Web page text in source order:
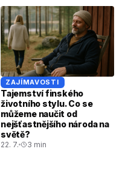
ZAJÍMAVOSTI
Tajemství finského
životního stylu. Co se
můžeme naučit od
nejšťastnějšího národa na
světě?
22. 7. 3 min